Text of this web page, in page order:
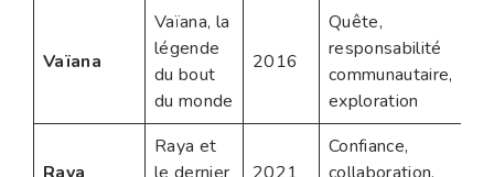
Vaïana
Vaïana, la
légende
du bout
du monde
2016
Quête,
responsabilité
communautaire,
exploration
Raya
Raya et
le dernier
2021
Confiance,
collaboration,